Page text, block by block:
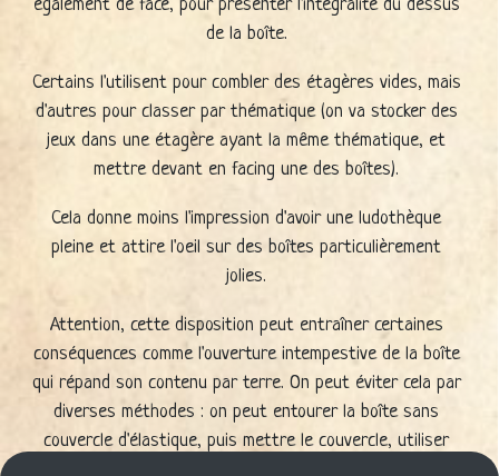
également de face, pour présenter l'intégralité du dessus
de la boîte.
Certains l'utilisent pour combler des étagères vides, mais
d'autres pour classer par thématique (on va stocker des
jeux dans une étagère ayant la même thématique, et
mettre devant en facing une des boîtes).
Cela donne moins l'impression d'avoir une ludothèque
pleine et attire l'oeil sur des boîtes particulièrement
jolies.
Attention, cette disposition peut entraîner certaines
conséquences comme l'ouverture intempestive de la boîte
qui répand son contenu par terre. On peut éviter cela par
diverses méthodes : on peut entourer la boîte sans
couvercle d'élastique, puis mettre le couvercle, utiliser